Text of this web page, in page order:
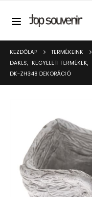
KEZDŐLAP
TERMÉKEINK
DAKLS, KEGYELETI TERMÉKEK,
DK-ZH348 DEKORÁCIÓ